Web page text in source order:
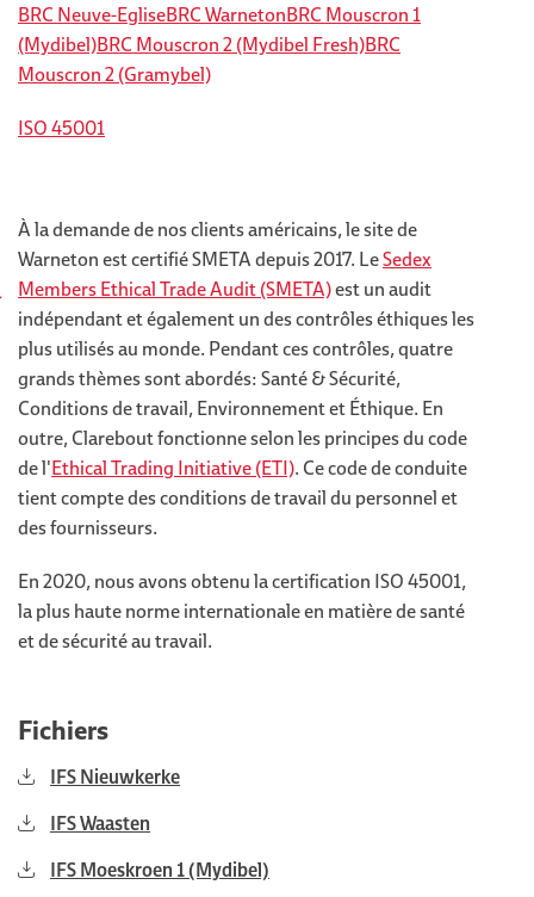
BRC Neuve-EgliseBRC WarnetonBRC Mouscron 1
(Mydibel)BRC Mouscron 2 (Mydibel Fresh)BRC
Mouscron 2 (Gramybel)
ISO 45001
À la demande de nos clients américains, le site de
Warneton est certifié SMETA depuis 2017. LeSedex
Members Ethical Trade Audit (SMETA)est un audit
indépendant et également un des contrôles éthiques les
plus utilisés au monde. Pendant ces contrôles, quatre
grands thèmes sont abordés: Santé & Sécurité,
Conditions de travail, Environnement et Éthique. En
outre, Clarebout fonctionne selon les principes du code
de l'Ethical Trading Initiative (ETI). Ce code de conduite
tient compte des conditions de travail du personnel et
des fournisseurs.
En 2020, nous avons obtenu la certification ISO 45001,
la plus haute norme internationale en matière de santé
et de sécurité au travail.
Fichiers
IFS Nieuwkerke
IFS Waasten
IFS Moeskroen 1 (Mydibel)